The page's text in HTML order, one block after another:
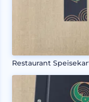
Restaurant